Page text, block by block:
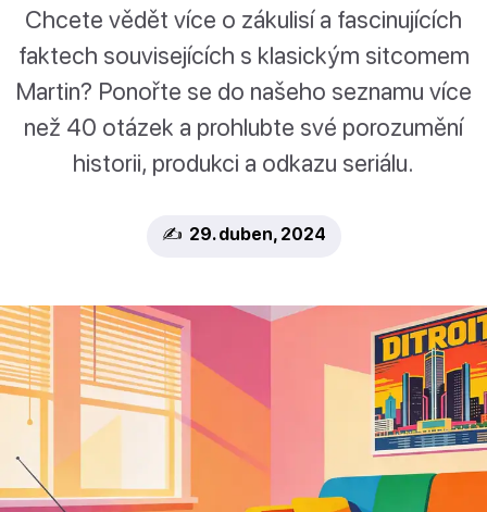
Chcete vědět více o zákulisí a fascinujících
faktech souvisejících s klasickým sitcomem
Martin? Ponořte se do našeho seznamu více
než 40 otázek a prohlubte své porozumění
historii, produkci a odkazu seriálu.
✍️ 29. duben, 2024